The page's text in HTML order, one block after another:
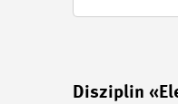
Disziplin